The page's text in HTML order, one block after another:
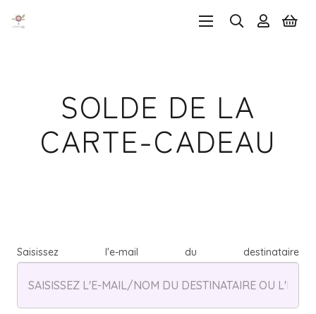
SOLDE DE LA
CARTE-CADEAU
Saisissez l'e-mail du destinataire